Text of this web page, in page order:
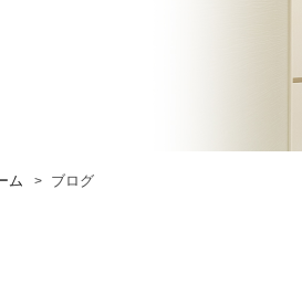
ム ブログ